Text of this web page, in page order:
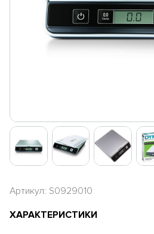
Артикул: S0929010
ХАРАКТЕРИСТИКИ